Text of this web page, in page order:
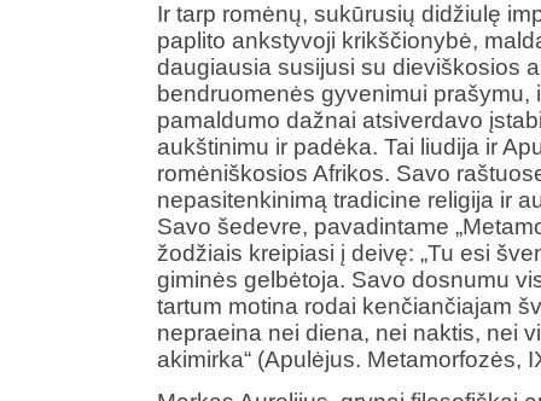
Ir tarp romėnų, sukūrusių didžiulę
paplito ankstyvoji krikščionybė,
daugiausia susijusi su dieviškosios
bendruomenės gyvenimui prašymu,
pamaldumo dažnai atsiverdavo
aukštinimu ir padėka. Tai liudija ir
romėniškosios Afrikos. Savo
nepasitenkinimą tradicine religija ir
Savo šedevre, pavadintame
žodžiais kreipiasi į deivę: „Tu esi
giminės gelbėtoja. Savo dosnumu
tartum motina rodai kenčiančiajam
nepraeina nei diena, nei naktis, nei
akimirka“ (Apulėjus. Metamorfozės,